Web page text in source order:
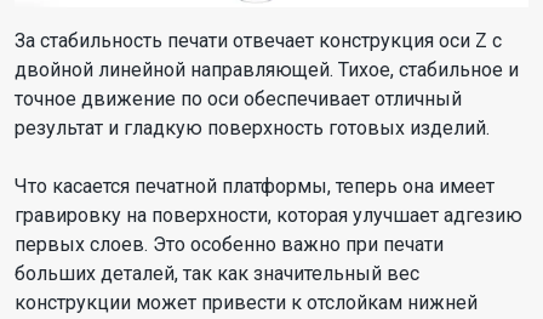
За стабильность печати отвечает конструкция оси Z с
двойной линейной направляющей. Тихое, стабильное и
точное движение по оси обеспечивает отличный
результат и гладкую поверхность готовых изделий.
Что касается печатной платформы, теперь она имеет
гравировку на поверхности, которая улучшает адгезию
первых слоев. Это особенно важно при печати
больших деталей, так как значительный вес
конструкции может привести к отслойкам нижней